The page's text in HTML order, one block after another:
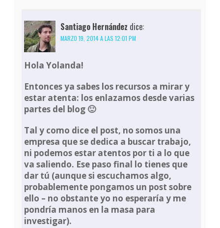
Santiago Hernández dice:
MARZO 19, 2014 A LAS 12:01 PM
Hola Yolanda!
Entonces ya sabes los recursos a mirar y
estar atenta: los enlazamos desde varias
partes del blog 🙂
Tal y como dice el post, no somos una
empresa que se dedica a buscar trabajo,
ni podemos estar atentos por ti a lo que
va saliendo. Ese paso final lo tienes que
dar tú (aunque si escuchamos algo,
probablemente pongamos un post sobre
ello – no obstante yo no esperaría y me
pondría manos en la masa para
investigar).